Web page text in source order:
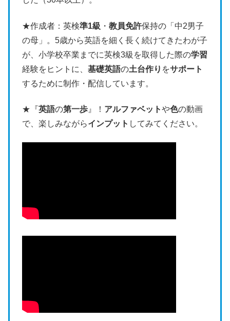
★作成者：英検準1級 ・ 教員免許保持の「中2男子
の母」。5歳から英語を細く長く続けてきたわが子
が、小学校卒業までに英検3級を取得した際の学習
経験をヒントに、 基礎英語の土台作り をサポート
するために制作・配信しています。
★『英語の第一歩 』！ アルファベットや色の動画
で、楽しみながらインプット してみてください。